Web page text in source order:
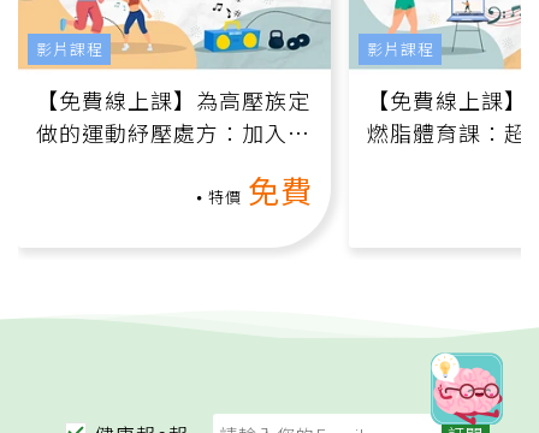
【免費線上課】為高壓族定
做的運動紓壓處方：加入行
特價 免費
影片課程
【免費線上課
燃脂體育課：超
影片課程